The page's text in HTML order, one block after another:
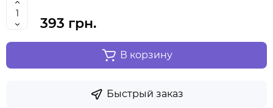
393 грн.
В корзину
Быстрый заказ